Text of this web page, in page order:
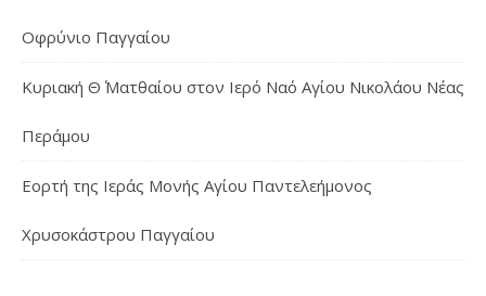
Οφρύνιο Παγγαίου
Κυριακή Θ΄ Ματθαίου στον Ιερό Ναό Αγίου Νικολάου Νέας
Περάμου
Εορτή της Ιεράς Μονής Αγίου Παντελεήμονος
Χρυσοκάστρου Παγγαίου